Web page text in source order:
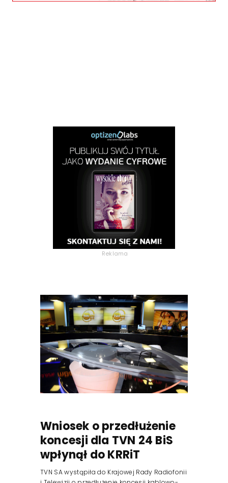
Reklama
Wniosek o przedłużenie
koncesji dla TVN 24 BiS
wpłynął do KRRiT
TVN SA wystąpiła do Krajowej Rady Radiofonii